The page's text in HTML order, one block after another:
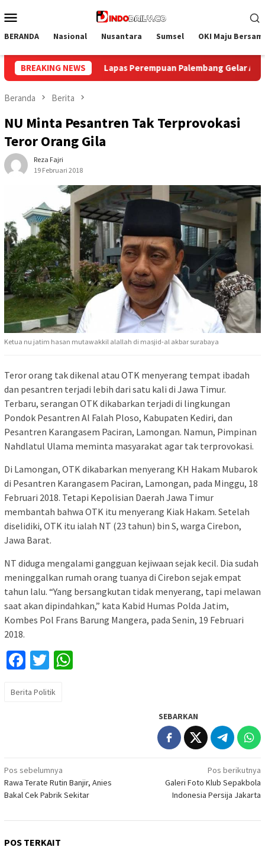
ke
Mobile
BERANDA Nasional Nusantara Sumsel OKI Maju
BREAKING NEWS
Gelar Aksi Bersih Kemerdekaan, Kobarkan Semangat Gotong
Beranda Berita
NU Minta Pesantren Tak Terprovokasi
Teror Orang Gila
Reza Fajri
19 Februari 2018
Ketua nu jatim hasan mutawakkil alallah di masjid-al akbar surabaya
Teror orang tak dikenal atau OTK menyerang tempat ibadah
dan pesantren terjadi lebih dari satu kali di Jawa Timur.
Terbaru, serangan OTK dikabarkan terjadi di lingkungan
Pondok Pesantren Al Falah Ploso, Kabupaten Kediri, dan
Pesantren Karangasem Paciran, Lamongan. Namun, Pimpinan
Nahdlatul Ulama meminta masyarakat agar tak terprovokasi.
Di Lamongan, OTK dikabarkan menyerang KH Hakam Mubarok
di Pesantren Karangasem Paciran, Lamongan, pada Minggu, 18
Februari 2018. Tetapi Kepolisian Daerah Jawa Timur
membantah bahwa OTK itu menyerang Kiak Hakam. Setelah
diselidiki, OTK itu ialah NT (23 tahun) bin S, warga Cirebon,
Jawa Barat.
NT diduga mengalami gangguan kejiwaan sejak kecil. Dia sudah
meninggalkan rumah orang tuanya di Cirebon sejak empat
tahun lalu. “Yang bersangkutan tidak menyerang, tapi melawan
saat akan dipindahkan,” kata Kabid Humas Polda Jatim,
Kombes Pol Frans Barung Mangera, pada Senin, 19 Februari
2018.
Facebook
Twitter
Berita Politik
SEBARKAN
Navigasi
pos
Pos sebelumnya
Rawa Terate Rutin Banjir, Anies
Bakal Cek Pabrik Sekitar
Pos berikutnya
Galeri Foto Klub Sepakbola
Indonesia Persija Jakarta
POS TERKAIT